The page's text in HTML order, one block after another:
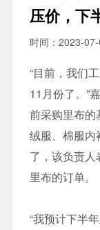
压价，下
时间：2023-
“目前，我们
11月份了。”
前采购里布的
绒服、棉服内
了，该负责
里布的订单。
“我预计下半